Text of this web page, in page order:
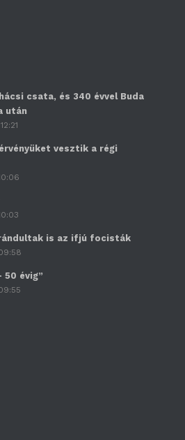
csata, és 340 évvel Buda
után
vesztik a régi
is az ifjú focisták
50 évig”